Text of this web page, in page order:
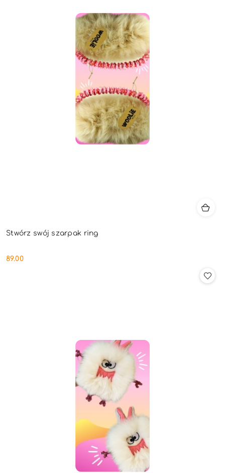
Stwórz swój szarpak ring
Cena:
89.00